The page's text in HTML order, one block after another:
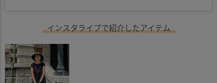
インスタライブで紹介したアイテム